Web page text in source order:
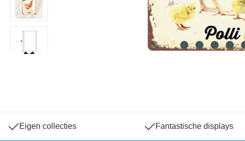
Eigen collecties Fantastische displays